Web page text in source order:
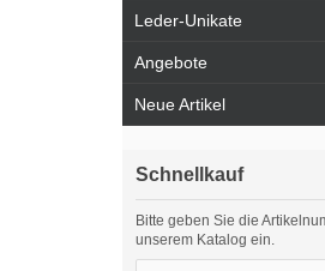
Leder-Unikate
Angebote
Neue Artikel
Schnellkauf
Bitte geben Sie die
unserem Katalog ein.